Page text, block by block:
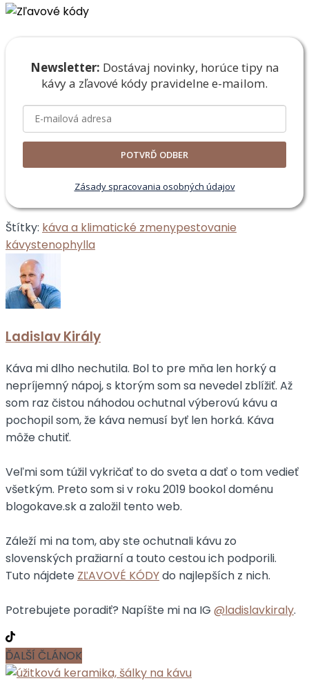
Newsletter: Dostávaj novinky, horúce tipy na
kávy a zľavové kódy pravidelne e-mailom.
POTVRĎ ODBER
Zásady spracovania osobných údajov
Štítky: káva a klimatické zmenypestovanie
kávystenophylla
Ladislav Király
Káva mi dlho nechutila. Bol to pre mňa len horký a
nepríjemný nápoj, s ktorým som sa nevedel zblížiť. Až
som raz čistou náhodou ochutnal výberovú kávu a
pochopil som, že káva nemusí byť len horká. Káva
môže chutiť.
Veľmi som túžil vykričať to do sveta a dať o tom vedieť
všetkým. Preto som si v roku 2019 bookol doménu
blogokave.sk a založil tento web.
Záleží mi na tom, aby ste ochutnali kávu zo
slovenských pražiarní a touto cestou ich podporili.
Tuto nájdete ZĽAVOVÉ KÓDYdo najlepších z nich.
Potrebujete poradiť? Napíšte mi na IG @ladislavkiraly.
ĎALŠÍ ČLÁNOK